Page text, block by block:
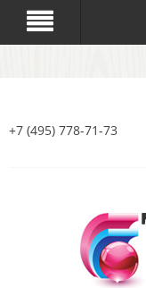
+7 (495) 778-71-73